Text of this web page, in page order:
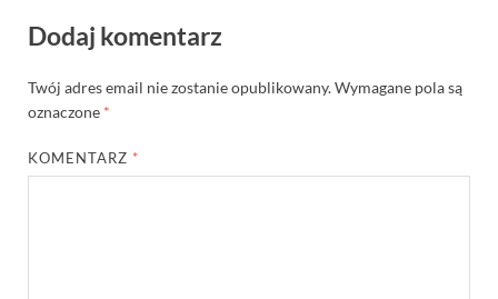
Dodaj komentarz
Twój adres email nie zostanie opublikowany.Wymagane pola są
oznaczone *
KOMENTARZ *